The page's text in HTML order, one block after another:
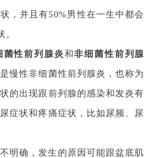
，并且有50%男性在一生中都会
菌性前列腺炎和非细菌性前列腺
慢性非细菌性前列腺炎，也称为
的出现跟前列腺的感染和发炎有
症状和疼痛症状，比如尿频、尿
明确，发生的原因可能跟盆底肌